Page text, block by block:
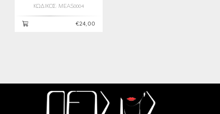
ΚΩΔΙΚΟΣ: MEAS0004
€24,00